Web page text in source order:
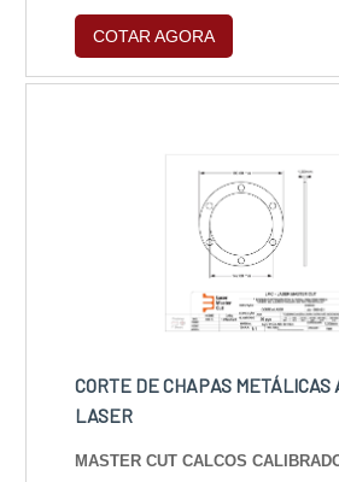
confiabilidade e
garantindo que sua indústria
há de mais moderno em
COTAR AGORA
CORTE DE CHAPAS METÁLICAS
LASER
MASTER CUT CALCOS